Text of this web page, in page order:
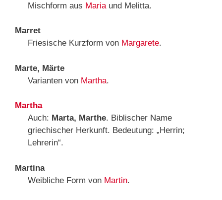
Mischform aus Mariaund Melitta.
Marret
Friesische Kurzform von Margarete.
Marte, Märte
Varianten von Martha.
Martha
Auch: Marta, Marthe. Biblischer Name
griechischer Herkunft. Bedeutung: „Herrin;
Lehrerin“.
Martina
Weibliche Form von Martin.